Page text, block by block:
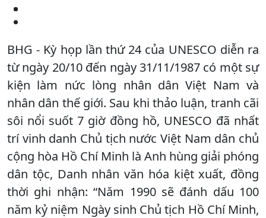
BHG - Kỳ họp lần thứ 24 của UNESCO diễn ra
từ ngày 20/10 đến ngày 31/11/1987 có một sự
kiện làm nức lòng nhân dân Việt Nam và
nhân dân thế giới. Sau khi thảo luận, tranh cãi
sôi nổi suốt 7 giờ đồng hồ, UNESCO đã nhất
trí vinh danh Chủ tịch nước Việt Nam dân chủ
cộng hòa Hồ Chí Minh là Anh hùng giải phóng
dân tộc, Danh nhân văn hóa kiệt xuất, đồng
thời ghi nhận: “Năm 1990 sẽ đánh dấu 100
năm kỷ niệm Ngày sinh Chủ tịch Hồ Chí Minh,